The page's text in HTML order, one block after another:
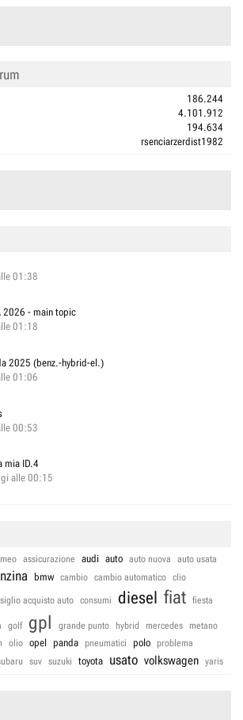
186.244
4.101.912
194.634
rsenciarzerdist1982
01:38
2026 - main topic
01:18
2025 (benz.-hybrid-el.)
01:06
00:53
mia ID.4
alle 00:15
assicurazione audi auto auto nuova
auto usata
bmw cambio cambio automatico clio
acquisto auto consumi diesel fiat fiesta
golf gpl grande punto hybrid mercedes
metano
olio opel panda pneumatici polo
problema
suv suzuki toyota usato volkswagen yaris